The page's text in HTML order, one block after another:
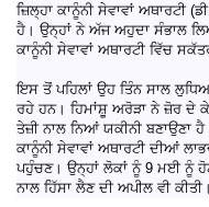
ਜ਼ਿਲ੍ਹਾ ਕਾਨੂੰਨੀ ਸੇਵਾਵਾਂ ਅਥਾਰਟੀ
ਹੈ। ਉਨ੍ਹਾਂ ਨੇ ਅੱਜ ਅਹੁਦਾ ਸੰਭਾਲ
ਕਾਨੂੰਨੀ ਸੇਵਾਵਾਂ ਅਥਾਰਟੀ ਵਿੱਚ
ਇਸ ਤੋਂ ਪਹਿਲਾਂ ਉਹ ਤਿੰਨ ਸਾਲ
ਰਹੇ ਹਨ। ਹਿਮਾਂਸ਼ੂ ਅਰੋੜਾ ਨੇ ਜ਼ੋਰ ਦੇ ਕੇ
ਤੇਜ਼ੀ ਨਾਲ ਨਿਆਂ ਯਕੀਨੀ ਬਣਾਉਣਾ
ਕਾਨੂੰਨੀ ਸੇਵਾਵਾਂ ਅਥਾਰਟੀ ਦੀਆਂ
ਪਹੁੰਚਣ। ਉਨ੍ਹਾਂ ਲੋਕਾਂ ਨੂੰ 9 ਮਈ ਨੂੰ
ਨਾਲ ਹਿੱਸਾ ਲੈਣ ਦੀ ਅਪੀਲ ਵੀ ਕੀਤੀ।